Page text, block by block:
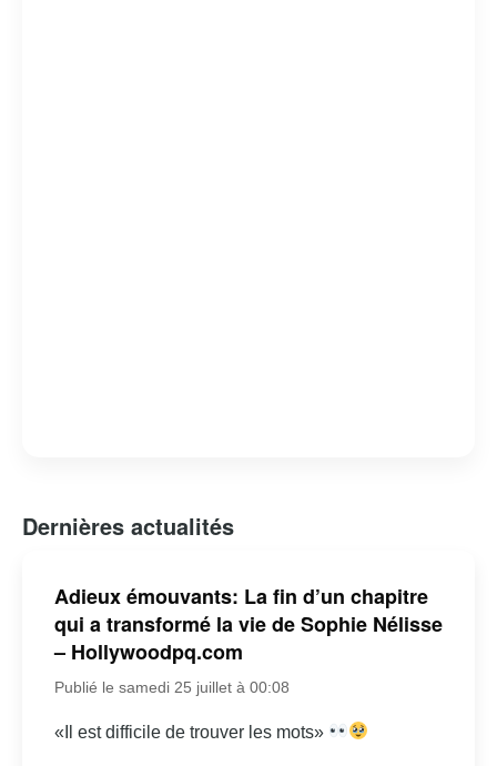
Dernières actualités
Adieux émouvants: La fin d’un chapitre
qui a transformé la vie de Sophie Nélisse
– Hollywoodpq.com
Publié le samedi 25 juillet à 00:08
«Il est difficile de trouver les mots»